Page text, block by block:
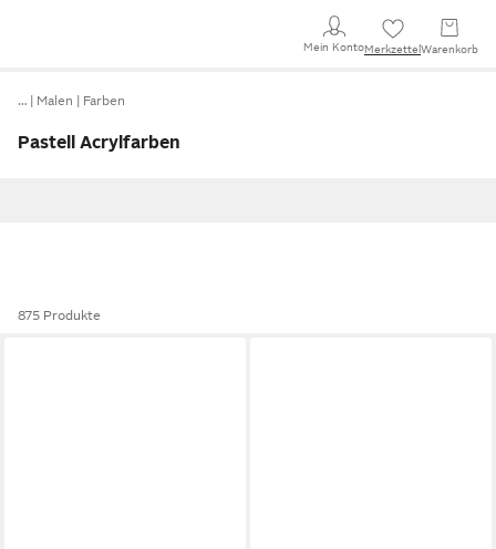
Mein KontoMerkzettel Warenkorb
… Malen Farben
Pastell Acrylfarben
875 Produkte